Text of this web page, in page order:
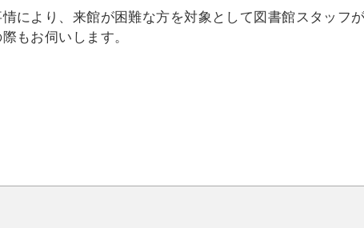
により、来館が困難な方を対象として図書館スタッフ
もお伺いします。